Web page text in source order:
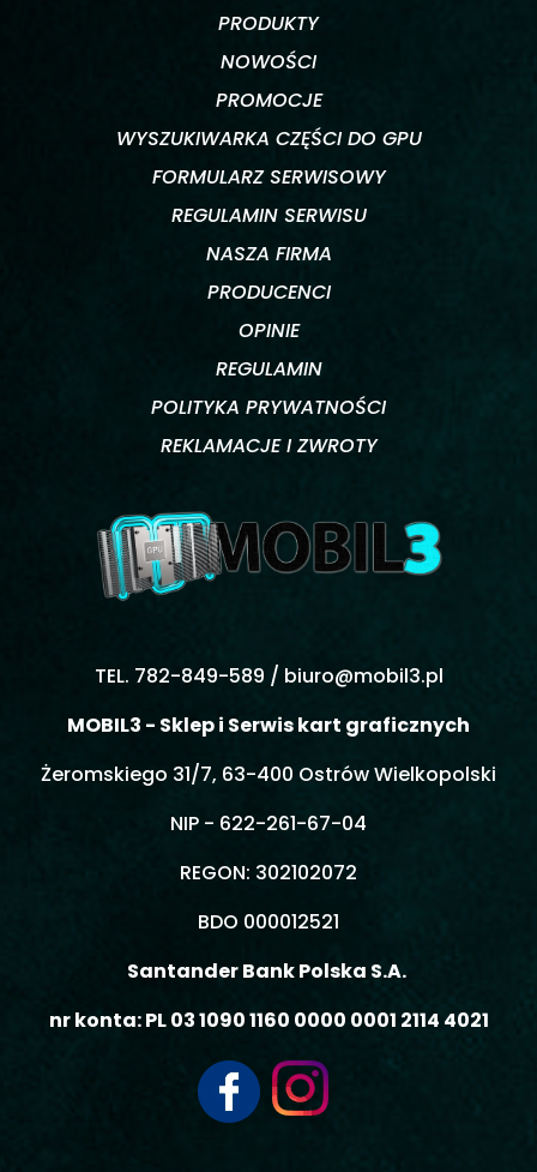
PRODUKTY
NOWOŚCI
PROMOCJE
WYSZUKIWARKA CZĘŚCI DO GPU
FORMULARZ SERWISOWY
REGULAMIN SERWISU
NASZA FIRMA
PRODUCENCI
OPINIE
REGULAMIN
POLITYKA PRYWATNOŚCI
REKLAMACJE I ZWROTY
TEL. 782-849-589 / biuro@mobil3.pl
MOBIL3 - Sklep i Serwis kart graficznych
Żeromskiego 31/7, 63-400 Ostrów Wielkopolski
NIP - 622-261-67-04
REGON: 302102072
BDO 000012521
Santander Bank Polska S.A.
nr konta: PL 03 1090 1160 0000 0001 2114 4021